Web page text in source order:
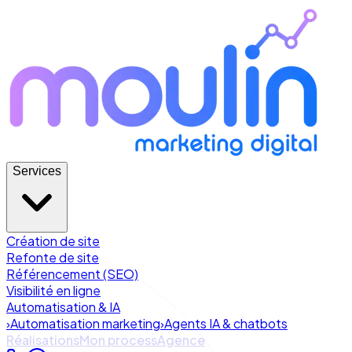
Services
Création de site
Refonte de site
Référencement (SEO)
Visibilité en ligne
Automatisation & IA
›Automatisation marketing›Agents IA & chatbots
RéalisationsMon processAgence